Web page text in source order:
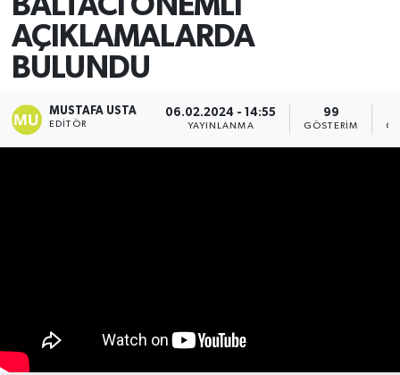
AÇIKLAMALARDA
BULUNDU
MUSTAFA USTA
EDITÖR
06.02.2024 - 14:55
YAYINLANMA
99
GÖSTERIM